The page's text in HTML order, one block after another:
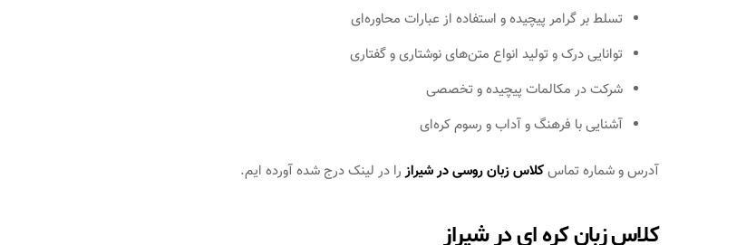
تسلط بر گرامر پیچیده و استفاده از عبارات محاوره‌ای
توانایی درک و تولید انواع متن‌های نوشتاری و گفتاری
شرکت در مکالمات پیچیده و تخصصی
آشنایی با فرهنگ و آداب و رسوم کره‌ای
آدرس و شماره تماسکلاس زبان روسی در شیرازرا در لینک درج شده آورده ایم.
کلاس زبان کره ای در شیراز